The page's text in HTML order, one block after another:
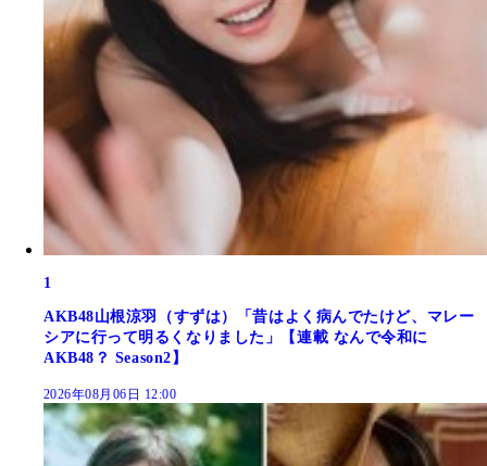
1
AKB48山根涼羽（すずは）「昔はよく病んでたけど、マレー
シアに行って明るくなりました」【連載 なんで令和に
AKB48？ Season2】
2026年08月06日 12:00